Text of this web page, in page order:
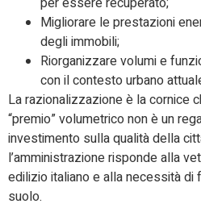
Migliorare le prestazioni
degli immobili;
Riorganizzare volumi e
con il contesto urbano
La razionalizzazione è la cornice
“premio” volumetrico non è un
investimento sulla qualità della
l’amministrazione risponde alla
edilizio italiano e alla necessità di
suolo.